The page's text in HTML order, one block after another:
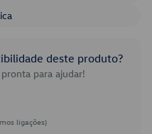
deste produto?
para ajudar!
ligações)